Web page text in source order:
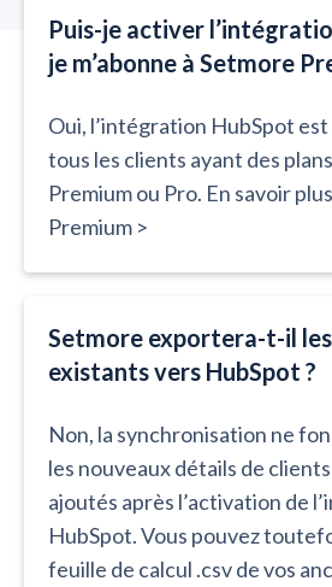
Puis-je activer
je m’abonne à Setmore
Oui, l’intégration HubSpot
tous les clients ayant des
Premium ou Pro. En savoir
Premium >
Setmore exportera-t-il
existants vers HubSpot ?
Non, la synchronisation ne
les nouveaux détails de
ajoutés après l’activation de
HubSpot. Vous pouvez
feuille de calcul .csv de vos